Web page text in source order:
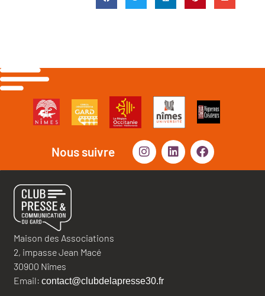
Nous suivre
Maison des Associations
2, impasse Jean Macé
30900 Nîmes
Email: contact@clubdelapresse30.fr